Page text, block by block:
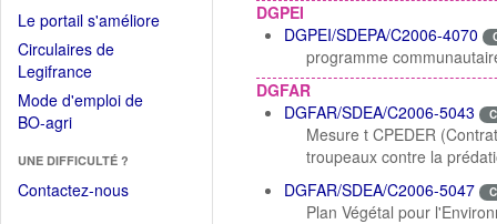
Le portail s'améliore(Fichier
Circulaires de
Legifrance(Ouvrir
dans
une
fenêtre)
Mode d'emploi de
BO-agri(Ouvrir
une
nouvelle
UNE DIFFICULTÉ ?
Contactez-nous
DGPEI
DGPEI/SDEPA/C2006-4070
programme
DGFAR
DGFAR/SDEA/C2006-5043
Mesure t CPEDER
troupeaux contre la
DGFAR/SDEA/C2006-5047
Plan Végétal pour